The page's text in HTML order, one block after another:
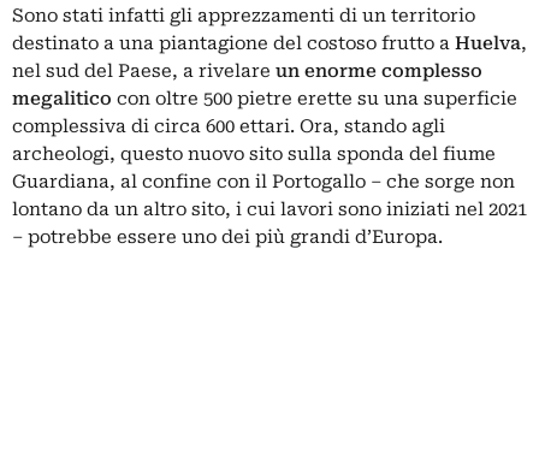
Sono stati infatti gli apprezzamenti di un territorio
destinato a una piantagione del costoso frutto a Huelva,
nel sud del Paese, a rivelare un enorme complesso
megalitico con oltre 500 pietre erette su una superficie
complessiva di circa 600 ettari. Ora, stando agli
archeologi, questo nuovo sito sulla sponda del fiume
Guardiana, al confine con il Portogallo – che sorge non
lontano da un altro sito, i cui lavori sono iniziati nel 2021
– potrebbe essere uno dei più grandi d’Europa.